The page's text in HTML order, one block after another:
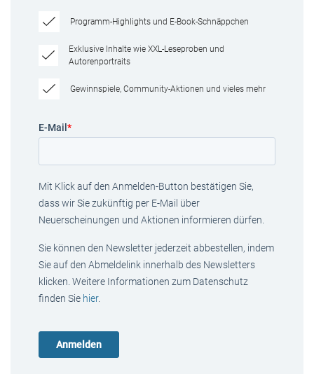
Programm-Highlights und E-Book-Schnäppchen
Exklusive Inhalte wie XXL-Leseproben und
Autorenportraits
Gewinnspiele, Community-Aktionen und vieles mehr
E-Mail *
Mit Klick auf den Anmelden-Button bestätigen Sie,
dass wir Sie zukünftig per E-Mail über
Neuerscheinungen und Aktionen informieren dürfen.
Sie können den Newsletter jederzeit abbestellen, indem
Sie auf den Abmeldelink innerhalb des Newsletters
klicken. Weitere Informationen zum Datenschutz
finden Sie hier.